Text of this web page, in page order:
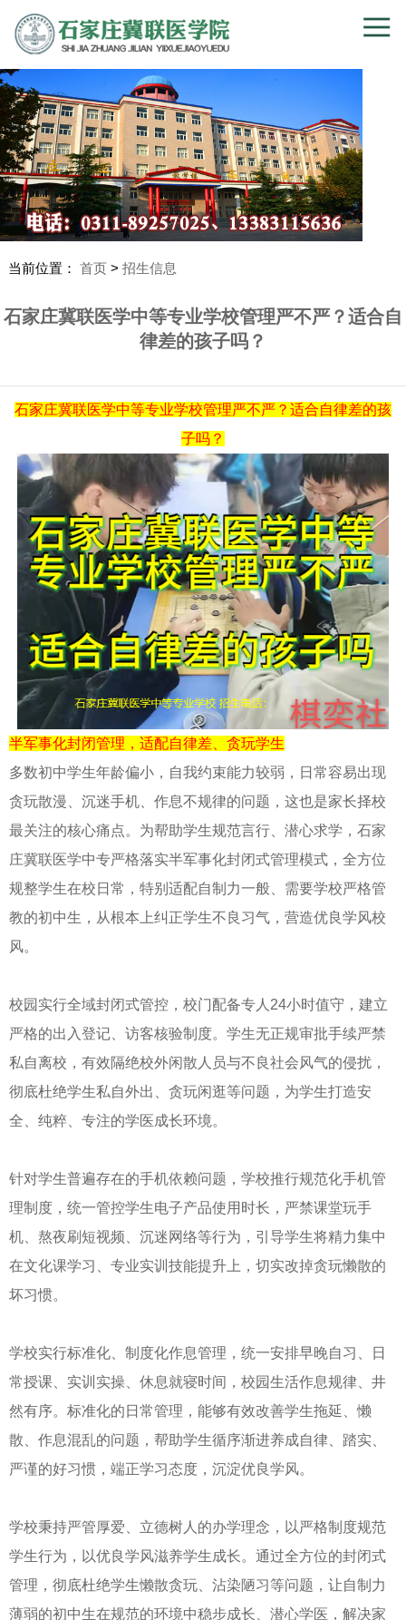
当前位置： 首页> 招生信息
石家庄冀联医学中等专业学校管理严不严？适合自
律差的孩子吗？
石家庄冀联医学中等专业学校管理严不严？适合自律差的孩
子吗？
半军事化封闭管理，适配自律差、贪玩学生
多数初中学生年龄偏小，自我约束能力较弱，日常容易出现
贪玩散漫、沉迷手机、作息不规律的问题，这也是家长择校
最关注的核心痛点。为帮助学生规范言行、潜心求学，石家
庄冀联医学中专严格落实半军事化封闭式管理模式，全方位
规整学生在校日常，特别适配自制力一般、需要学校严格管
教的初中生，从根本上纠正学生不良习气，营造优良学风校
风。
校园实行全域封闭式管控，校门配备专人24小时值守，建立
严格的出入登记、访客核验制度。学生无正规审批手续严禁
私自离校，有效隔绝校外闲散人员与不良社会风气的侵扰，
彻底杜绝学生私自外出、贪玩闲逛等问题，为学生打造安
全、纯粹、专注的学医成长环境。
针对学生普遍存在的手机依赖问题，学校推行规范化手机管
理制度，统一管控学生电子产品使用时长，严禁课堂玩手
机、熬夜刷短视频、沉迷网络等行为，引导学生将精力集中
在文化课学习、专业实训技能提升上，切实改掉贪玩懒散的
坏习惯。
学校实行标准化、制度化作息管理，统一安排早晚自习、日
常授课、实训实操、休息就寝时间，校园生活作息规律、井
然有序。标准化的日常管理，能够有效改善学生拖延、懒
散、作息混乱的问题，帮助学生循序渐进养成自律、踏实、
严谨的好习惯，端正学习态度，沉淀优良学风。
学校秉持严管厚爱、立德树人的办学理念，以严格制度规范
学生行为，以优良学风滋养学生成长。通过全方位的封闭式
管理，彻底杜绝学生懒散贪玩、沾染陋习等问题，让自制力
薄弱的初中生在规范的环境中稳步成长、潜心学医，解决家